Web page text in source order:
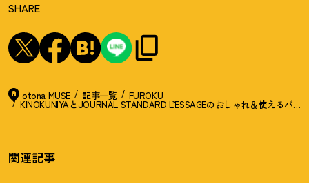
SHARE
otona MUSE 記事一覧 FUROKU
KINOKUNIYAとJOURNAL STANDARD L’ESSAGEのおしゃれ＆使えるバッ
関連記事